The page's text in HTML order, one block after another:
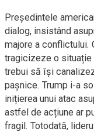
Președintele
dialog, insistând
majore a conflictului.
tragicizeze o
trebui să își
pașnice. Trump i-a
inițierea unui atac
astfel de acțiune ar
fragil. Totodată,